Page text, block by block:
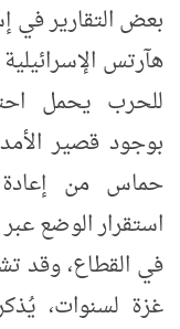
بعض التقارير في
هآرتس
للحرب يحمل
بوجود قصير
حماس من
استقرار الوضع
في القطاع، وقد
غزة لسنوات،